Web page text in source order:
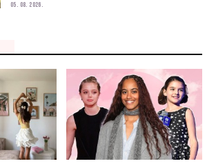
05. 08. 2026.